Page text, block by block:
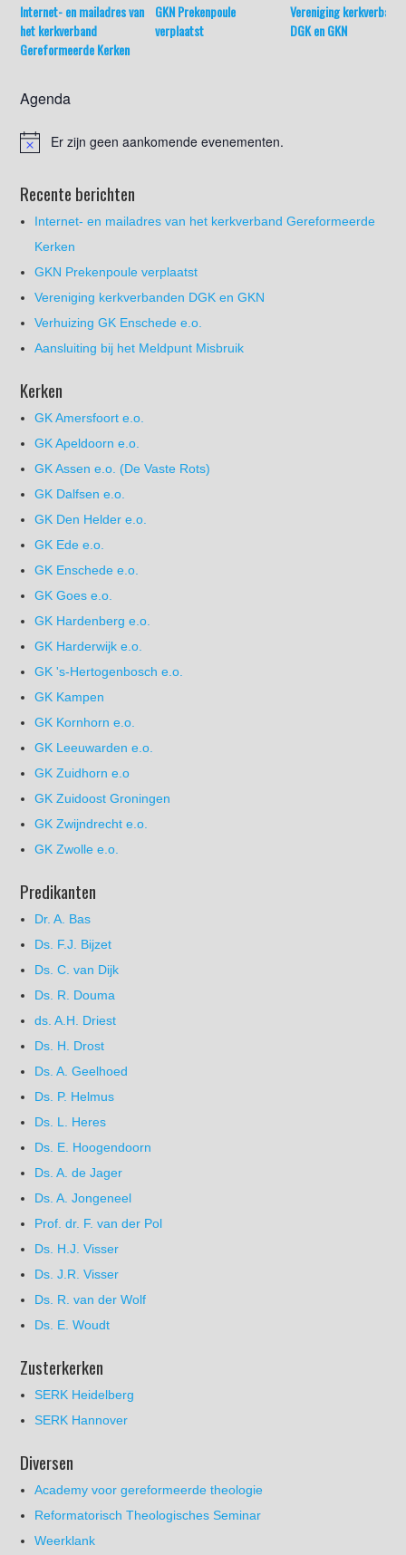
Internet- en mailadres van
het kerkverband
Gereformeerde Kerken
GKN Prekenpoule
verplaatst
Vereniging
DGK en GKN
Agenda
Er zijn geen aankomende evenementen.
Recente berichten
Internet- en mailadres van het kerkverband Gereformeerde
Kerken
GKN Prekenpoule verplaatst
Vereniging kerkverbanden DGK en GKN
Verhuizing GK Enschede e.o.
Aansluiting bij het Meldpunt Misbruik
Kerken
GK Amersfoort e.o.
GK Apeldoorn e.o.
GK Assen e.o. (De Vaste Rots)
GK Dalfsen e.o.
GK Den Helder e.o.
GK Ede e.o.
GK Enschede e.o.
GK Goes e.o.
GK Hardenberg e.o.
GK Harderwijk e.o.
GK 's-Hertogenbosch e.o.
GK Kampen
GK Kornhorn e.o.
GK Leeuwarden e.o.
GK Zuidhorn e.o
GK Zuidoost Groningen
GK Zwijndrecht e.o.
GK Zwolle e.o.
Predikanten
Dr. A. Bas
Ds. F.J. Bijzet
Ds. C. van Dijk
Ds. R. Douma
ds. A.H. Driest
Ds. H. Drost
Ds. A. Geelhoed
Ds. P. Helmus
Ds. L. Heres
Ds. E. Hoogendoorn
Ds. A. de Jager
Ds. A. Jongeneel
Prof. dr. F. van der Pol
Ds. H.J. Visser
Ds. J.R. Visser
Ds. R. van der Wolf
Ds. E. Woudt
Zusterkerken
SERK Heidelberg
SERK Hannover
Diversen
Academy voor gereformeerde theologie
Reformatorisch Theologisches Seminar
Weerklank